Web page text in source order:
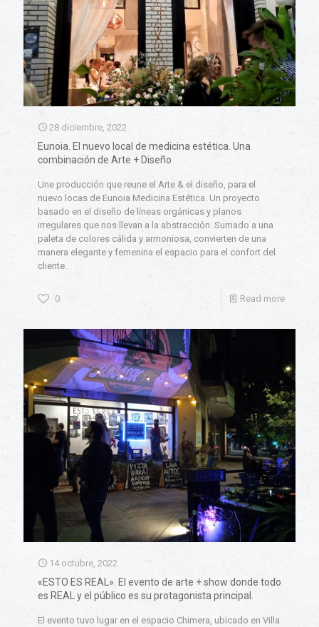
28 diciembre, 2022
Eunoia. El nuevo local de medicina estética. Una
combinación de Arte + Diseño
Une producción que reune el Arte & el diseño, para el
nuevo locas de Eunoia Medicina Estética. Un proyecto
basado en el diseño de líneas orgánicas y planos
irregulares que nos llevan a la abstracción. Sumado a una
paleta de colores cálida y armoniosa, convierten de una
manera elegante y femenina el espacio para el confort del
cliente.
0 Read more
14 octubre, 2022
«ESTO ES REAL». El evento de arte + show donde todo
es REAL y el público es su protagonista principal.
El evento tuvo lugar en el espacio Chimera, ubicado en Villa